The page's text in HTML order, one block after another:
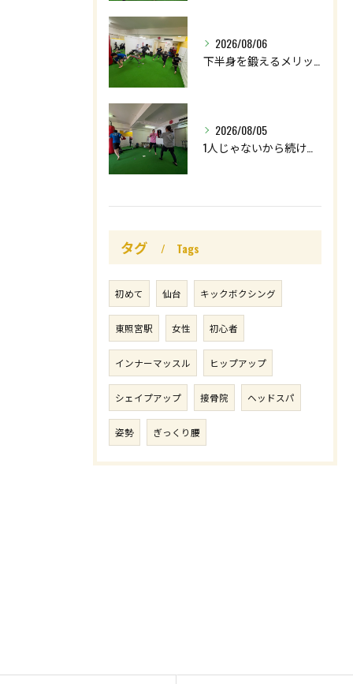
2026/08/06
2026/08/05
タグ Tags
初めて 仙台 キックボクシング
東照宮駅 女性 初心者
インナーマッスル ヒップアップ
シェイプアップ 接骨院 ヘッドスパ
姿勢 ぎっくり腰